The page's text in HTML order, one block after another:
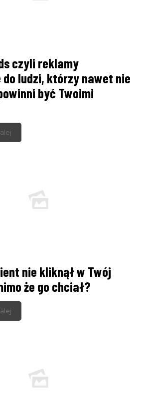
czyli reklamy
ludzi, którzy nawet nie
być Twoimi
nie kliknął w Twój
że go chciał?